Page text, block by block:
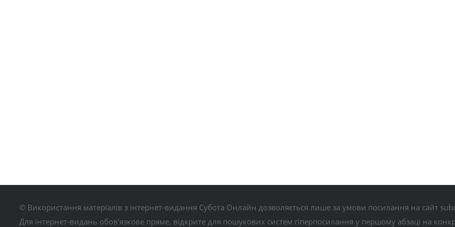
© Використання матеріалів з інтернет-видання Субота Онлайн дозволяється лише за умови посилання на сайт
Для інтернет-видань обов’язкове пряме, відкрите для пошукових систем гіперпосилання у першому абзаці на